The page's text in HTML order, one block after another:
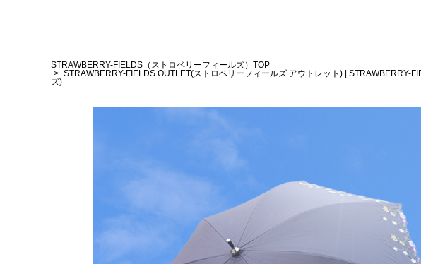
STRAWBERRY-FIELDS（ストロベリーフィールズ）TOP
STRAWBERRY-FIELDS OUTLET(ストロベリーフィールズ アウトレット)
STRAWBERRY-
ズ)